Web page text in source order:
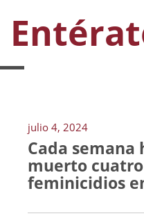
julio 4, 2024
Cada semana
muerto
feminicidios